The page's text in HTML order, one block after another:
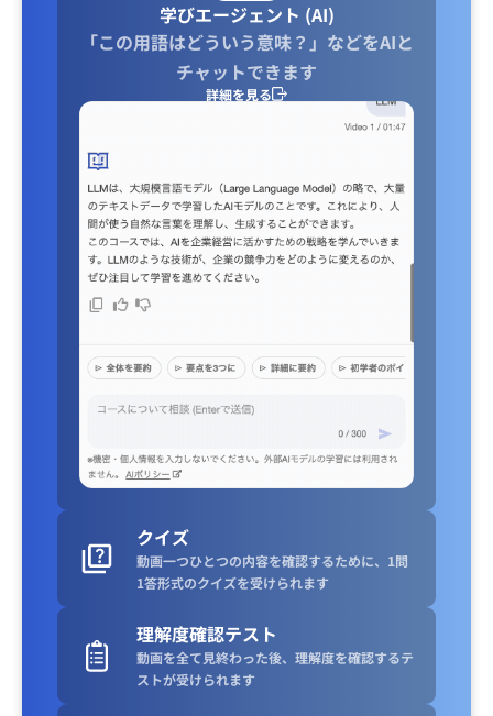
学びエージェント (AI)
「この用語はどういう意味？」などをAIと
チャットできます
詳細を見る
クイズ
動画一つひとつの内容を確認するために、1問
1答形式のクイズを受けられます
理解度確認テスト
動画を全て見終わった後、理解度を確認するテ
ストが受けられます